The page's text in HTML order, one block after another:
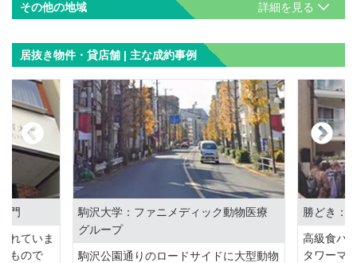
その他の地域
居抜き物件・貸店舗 | 主な成約事例
駒沢大学：ファニメディック動物医療
グループ
駒沢公園通りのロードサイドに大型動物
勝どき：
高級食パ
タワーマ
門
れていま
もので